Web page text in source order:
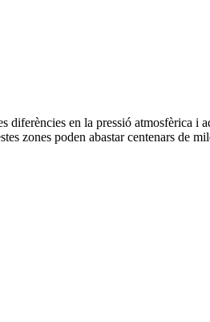
diferències en la pressió atmosfèrica i
zones poden abastar centenars de